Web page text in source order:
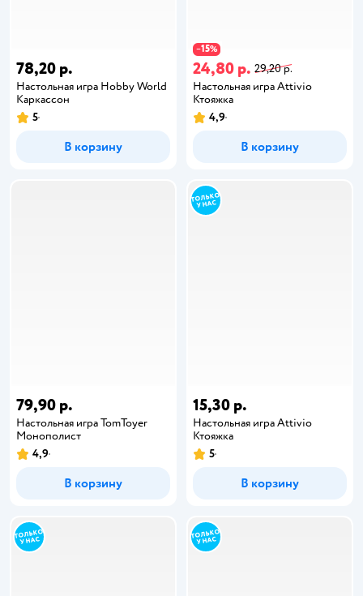
78,20 р.
Настольная игра Hobby World
Каркассон
5
В корзину
−15%
24,80 р. 29,20 р.
Настольная игра Attivio
Ктояжка
4,9
В корзину
79,90 р.
Настольная игра TomToyer
Монополист
4,9
В корзину
15,30 р.
Настольная игра Attivio
Ктояжка
5
В корзину